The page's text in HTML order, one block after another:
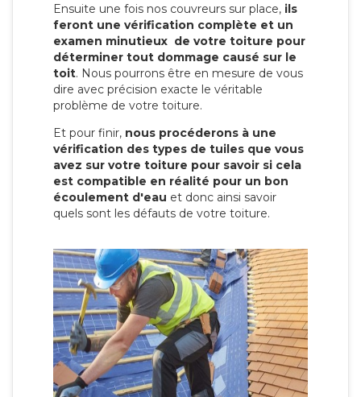
Ensuite une fois nos couvreurs sur place, ils
feront une vérification complète et un
examen minutieux de votre toiture pour
déterminer tout dommage causé sur le
toit. Nous pourrons être en mesure de vous
dire avec précision exacte le véritable
problème de votre toiture.
Et pour finir, nous procéderons à une
vérification des types de tuiles que vous
avez sur votre toiture pour savoir si cela
est compatible en réalité pour un bon
écoulement d'eau et donc ainsi savoir
quels sont les défauts de votre toiture.